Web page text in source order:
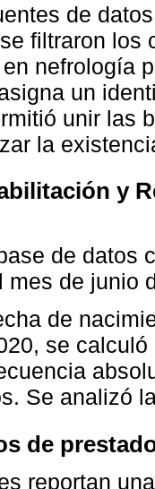
de
filtraron
nefrología
un
unir las
la
y
de datos
mes de junio
de
se
Se analizó
de
reportan